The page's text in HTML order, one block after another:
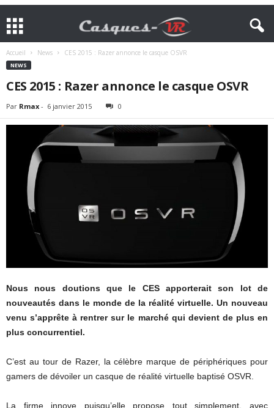
Accueil News CES 2015 : Razer annonce le casque OSVR
NEWS
CES 2015 : Razer annonce le casque OSVR
Par Rmax - 6 janvier 2015 0
Nous nous doutions que le CES apporterait son lot de
nouveautés dans le monde de la réalité virtuelle. Un nouveau
venu s’apprête à rentrer sur le marché qui devient de plus en
plus concurrentiel.
C’est au tour de Razer, la célèbre marque de périphériques pour
gamers de dévoiler un casque de réalité virtuelle baptisé OSVR.
La firme innove puisqu’elle propose tout simplement, avec